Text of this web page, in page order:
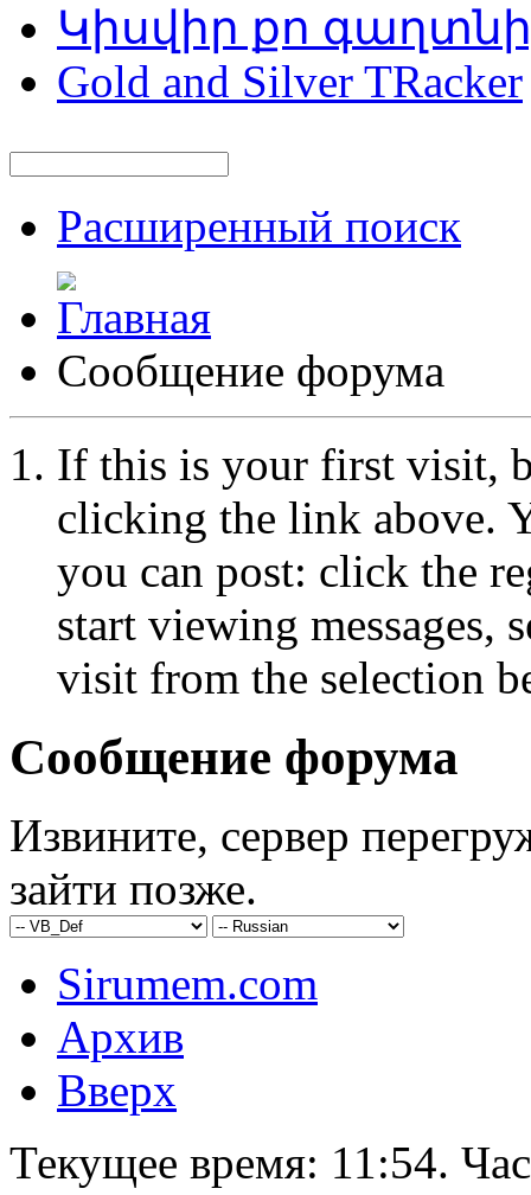
Կիսվիր քո
Gold and Silver TRacker
Расширенный поиск
Сообщение форума
If this is your first visit,
clicking the link above.
you can post: click the
start viewing messages,
visit from the selection
Сообщение форума
Извините, сервер
зайти позже.
Sirumem.com
Архив
Вверх
Текущее время: 11:54.